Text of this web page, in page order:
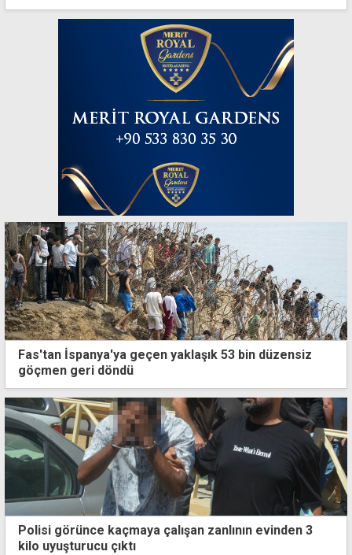
Fas'tan İspanya'ya geçen yaklaşık 53 bin düzensiz
göçmen geri döndü
Polisi görünce kaçmaya çalışan zanlının evinden 3
kilo uyuşturucu çıktı